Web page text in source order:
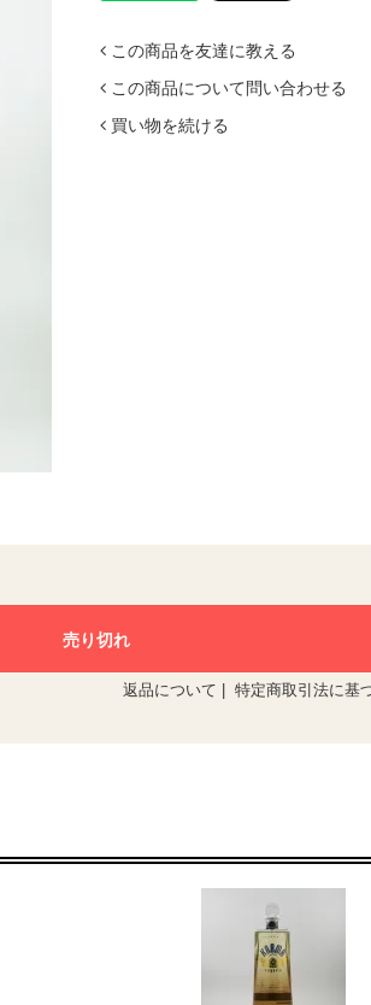
この商品を友達に教える
この商品について問い合わせる
買い物を続ける
返品について 特定商取引法に基